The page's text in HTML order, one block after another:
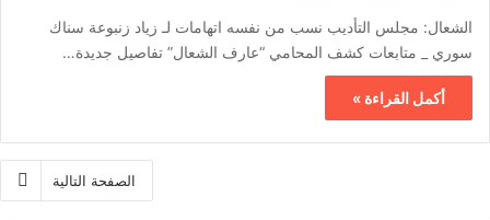
الشعال: مجلس التأديب نسب من نفسه اتهامات لـ زياد زنبوعة سناك
سوري _ متابعات كشف المحامي “عارف الشعال” تفاصيل جديدة…
أكمل القراءة »
الصفحة التالية